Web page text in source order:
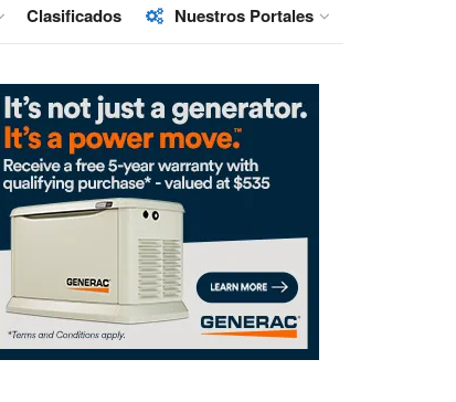
Clasificados Nuestros Portales